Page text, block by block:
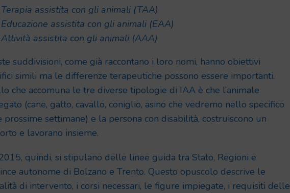
Terapia assistita con gli animali (TAA)
Educazione assistita con gli animali (EAA)
Attività assistita con gli animali (AAA)
suddivisioni, come già raccontano i loro nomi, hanno obiettivi
simili ma le differenze terapeutiche possono essere importanti.
che accomuna le tre diverse tipologie di IAA è che l’animale
(cane, gatto, cavallo, coniglio, asino che vedremo nello specifico
prossime settimane) e la persona con disabilità, costruiscono un
e lavorano insieme.
quindi, si stipulano delle linee guida tra Stato, Regioni e
autonome di Bolzano e Trento. Questo opuscolo descrive le
di intervento, i corsi necessari, le figure impiegate, i requisiti delle